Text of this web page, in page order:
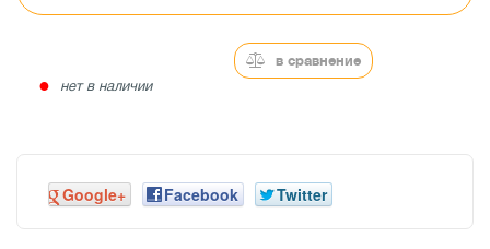
● нет в наличии
в сравнение
Google+ Facebook Twitter